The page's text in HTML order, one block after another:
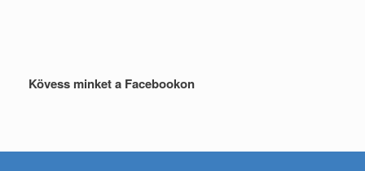
Kövess minket a Facebookon